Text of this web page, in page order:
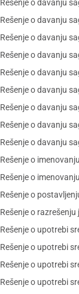
Rešenje o davanju
Rešenje o davanju
Rešenje o davanju
Rešenje o davanju
Rešenje o davanju
Rešenje o davanju
Rešenje o davanju
Rešenje o davanju
Rešenje o davanju
Rešenje o
Rešenje o
Rešenje o
Rešenje o
Rešenje o upotrebi
Rešenje o upotrebi
Rešenje o upotrebi
Rešenje o upotrebi